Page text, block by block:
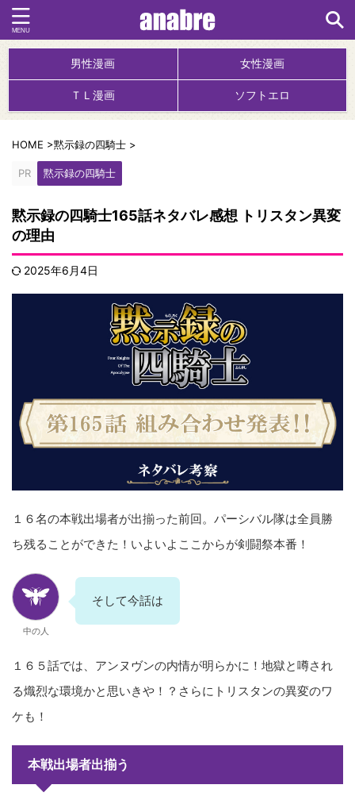
男性漫画 女性漫画
ＴＬ漫画 ソフトエロ
HOME >黙示録の四騎士 >
PR 黙示録の四騎士
黙示録の四騎士165話ネタバレ感想 トリスタン異変
の理由
2025年6月4日
１６名の本戦出場者が出揃った前回。パーシバル隊は全員勝
ち残ることができた！いよいよここからが剣闘祭本番！
中の人
そして今話は
１６５話では、アンヌヴンの内情が明らかに！地獄と噂され
る熾烈な環境かと思いきや！？さらにトリスタンの異変のワ
ケも！
本戦出場者出揃う